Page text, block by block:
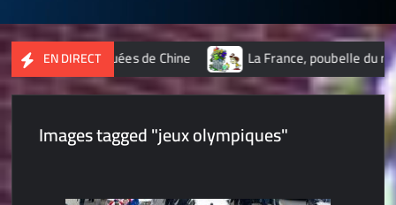
EN DIRECT
polluées de Chine La France, poubelle du nucléaire de
Images tagged "jeux olympiques"